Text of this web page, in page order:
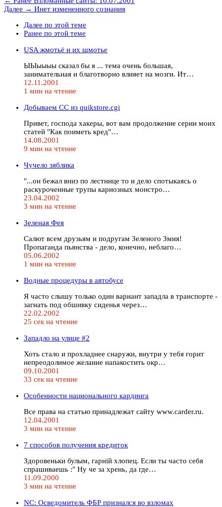
Далее → Инет измененного сознания
Далее по этой теме
Ранее по этой теме
USA жмотьё и их шмотье
ЫЫыыыы сказал бы я ... тема очень большая,
занимательная и благотворно влияет на мозги. Ит…
12.11.2001
1 мин на чтение
Добываем СС из quikstore.cgi
Привет, господа хакеры, вот вам продолжение серии моих
статей "Как поиметь кред"…
14.08.2001
9 мин на чтение
Чучело зяблика
"...он бежал вниз по лестнице то и дело спотыкаясь о
раскуроченные трупы кариозных монстро…
23.04.2002
3 мин на чтение
Зеленая Фея
Салют всем друзьям и подругам Зеленого Змия!
Пропаганда пьянства - дело, конечно, неблаго…
05.06.2002
1 мин на чтение
Водные процедуры в автобусе
Я часто слышу только один вариант западла в транспорте -
загнать под обшивку сиденья через…
22.02.2002
25 сек на чтение
Западло на улице #2
Хоть стало и прохладнее снаружи, внутри у тебя горит
непреодолимое желание напакостить окр…
09.10.2001
33 сек на чтение
Особенности национального кардинга
Все права на статью принадлежат сайту www.carder.ru.
12.04.2001
3 мин на чтение
7 способов получения кредиток
Здоровеньки булым, гарнiй хлопец. Если ты часто себя
спрашиваешь :" Ну че за хрень, да где…
11.09.2000
3 мин на чтение
NC: Осведомитель ФБР признался во взломах